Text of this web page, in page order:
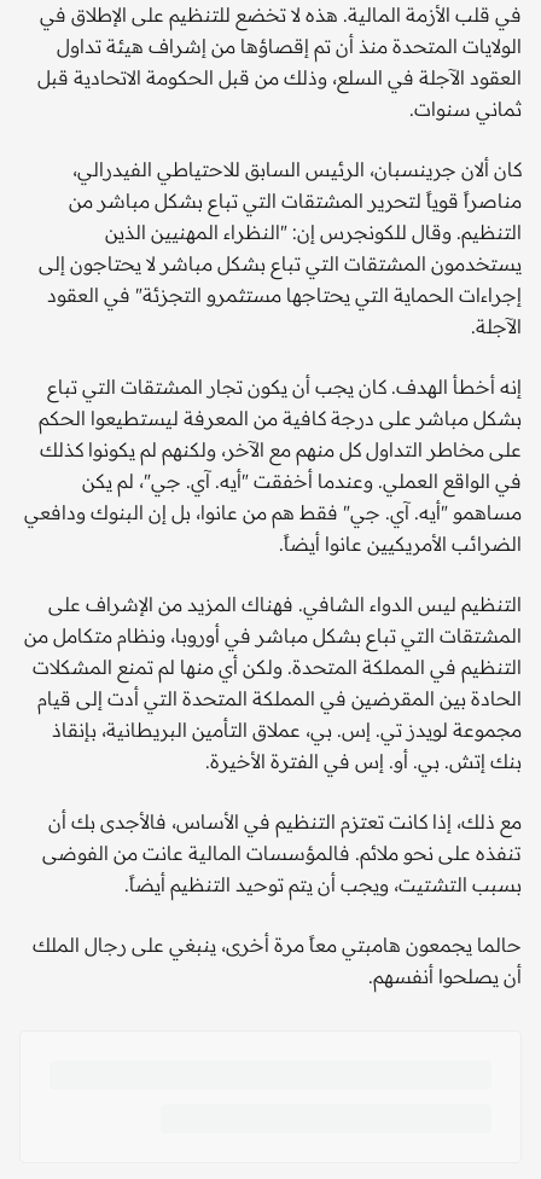
في قلب الأزمة المالية. هذه لا تخضع للتنظيم على الإطلاق في
الولايات المتحدة منذ أن تم إقصاؤها من إشراف هيئة تداول
العقود الآجلة في السلع، وذلك من قبل الحكومة الاتحادية قبل
ثماني سنوات.
كان ألان جرينسبان، الرئيس السابق للاحتياطي الفيدرالي،
مناصراً قوياً لتحرير المشتقات التي تباع بشكل مباشر من
التنظيم. وقال للكونجرس إن: "النظراء المهنيين الذين
يستخدمون المشتقات التي تباع بشكل مباشر لا يحتاجون إلى
إجراءات الحماية التي يحتاجها مستثمرو التجزئة" في العقود
الآجلة.
إنه أخطأ الهدف. كان يجب أن يكون تجار المشتقات التي تباع
بشكل مباشر على درجة كافية من المعرفة ليستطيعوا الحكم
على مخاطر التداول كل منهم مع الآخر، ولكنهم لم يكونوا كذلك
في الواقع العملي. وعندما أخفقت "أيه. آي. جي"، لم يكن
مساهمو "أيه. آي. جي" فقط هم من عانوا، بل إن البنوك ودافعي
الضرائب الأمريكيين عانوا أيضاً.
التنظيم ليس الدواء الشافي. فهناك المزيد من الإشراف على
المشتقات التي تباع بشكل مباشر في أوروبا، ونظام متكامل من
التنظيم في المملكة المتحدة. ولكن أي منها لم تمنع المشكلات
الحادة بين المقرضين في المملكة المتحدة التي أدت إلى قيام
مجموعة لويدز تي. إس. بي، عملاق التأمين البريطانية، بإنقاذ
بنك إتش. بي. أو. إس في الفترة الأخيرة.
مع ذلك، إذا كانت تعتزم التنظيم في الأساس، فالأجدى بك أن
تنفذه على نحو ملائم. فالمؤسسات المالية عانت من الفوضى
بسبب التشتيت، ويجب أن يتم توحيد التنظيم أيضاً.
حالما يجمعون هامبتي معاً مرة أخرى، ينبغي على رجال الملك
أن يصلحوا أنفسهم.